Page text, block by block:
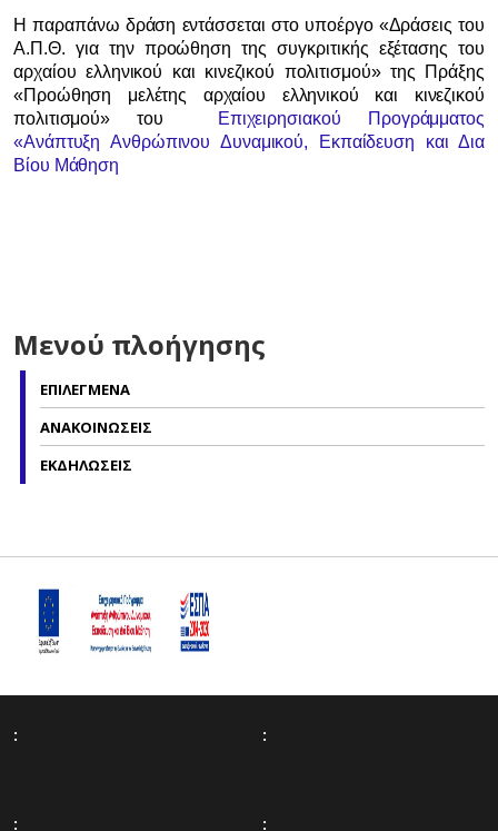
Η παραπάνω δράση εντάσσεται στο υποέργο «Δράσεις του
Α.Π.Θ. για την προώθηση της συγκριτικής εξέτασης του
αρχαίου ελληνικού και κινεζικού πολιτισμού» της Πράξης
«Προώθηση μελέτης αρχαίου ελληνικού και κινεζικού
πολιτισμού»του
Επιχειρησιακού Προγράμματος
«Ανάπτυξη Ανθρώπινου Δυναμικού, Εκπαίδευση και Δια
Βίου Μάθηση
Μενού πλοήγησης
ΕΠΙΛΕΓΜΕΝΑ
ΑΝΑΚΟΙΝΩΣΕΙΣ
ΕΚΔΗΛΩΣΕΙΣ
: :
: :